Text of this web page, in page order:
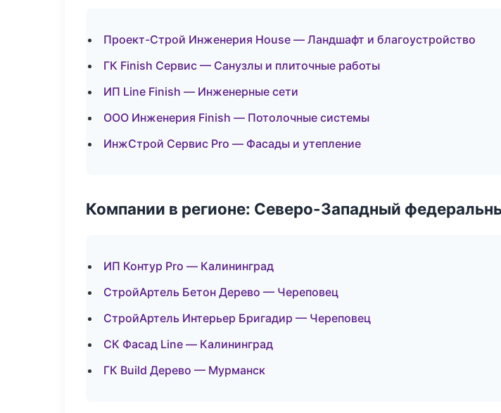
Проект-Строй Инженерия House — Ландшафт и благоустройство
ГК Finish Сервис — Санузлы и плиточные работы
ИП Line Finish — Инженерные сети
ООО Инженерия Finish — Потолочные системы
ИнжСтрой Сервис Pro — Фасады и утепление
Компании в регионе: Северо-Западный
ИП Контур Pro — Калининград
СтройАртель Бетон Дерево — Череповец
СтройАртель Интерьер Бригадир — Череповец
СК Фасад Line — Калининград
ГК Build Дерево — Мурманск